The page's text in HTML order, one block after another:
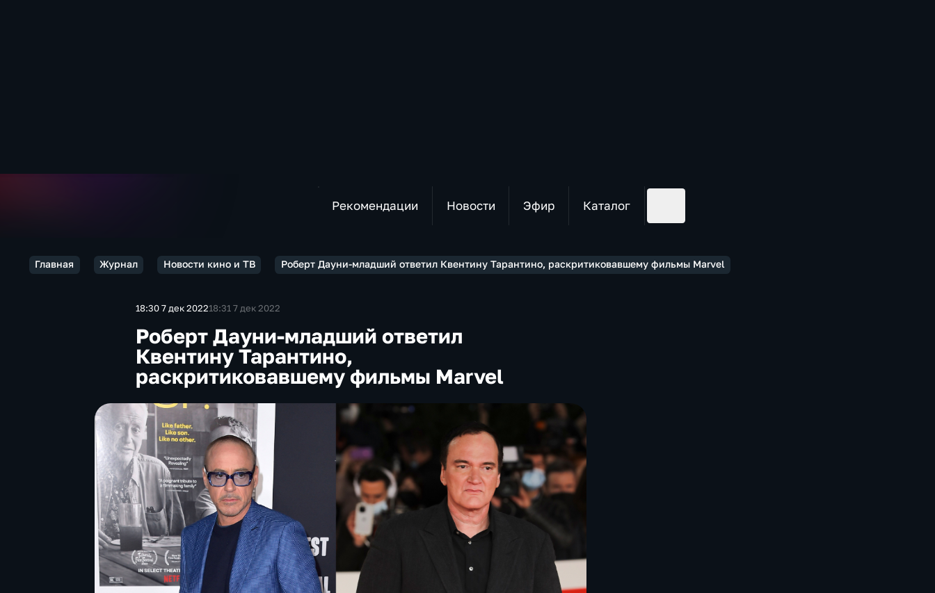
Рекомендации Новости Эфир Каталог
Главная Журнал Новости кино и ТВ Роберт Дауни-младший ответил Квентину Тарантино, раскритиковавшему фильмы Marvel
18:30 7 дек 202218:31 7 дек 2022
Роберт Дауни-младший ответил
Квентину Тарантино,
раскритиковавшему фильмы Marvel